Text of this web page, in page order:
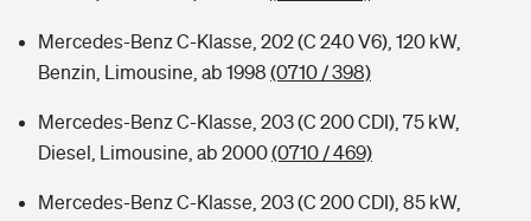
Mercedes-Benz C-Klasse, 202 (C 240 V6), 120 kW,
Benzin, Limousine, ab 1998 (0710 / 398)
Mercedes-Benz C-Klasse, 203 (C 200 CDI), 75 kW,
Diesel, Limousine, ab 2000(0710 / 469)
Mercedes-Benz C-Klasse, 203 (C 200 CDI), 85 kW,